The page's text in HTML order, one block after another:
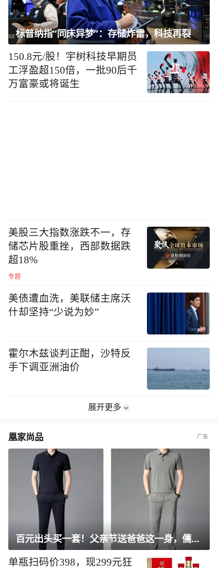
标普纳指“同床异梦”：存储炸雷，科技再裂
150.8元/股！宇树科技早期员
工浮盈超150倍，一批90后千
万富豪或将诞生
美股三大指数涨跌不一，存
储芯片股重挫，西部数据跌
超18%
专题
美债遭血洗，美联储主席沃
什却坚持“少说为妙”
霍尔木兹谈判正酣，沙特反
手下调亚洲油价
展开更多
凰家尚品
百元出头买一套！父亲节送爸爸这一身，儒雅有型还凉爽
单瓶扫码价398，现299元狂